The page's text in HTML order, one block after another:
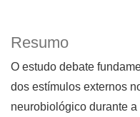
Resumo
O estudo debate
dos estímulos externos
neurobiológico durante